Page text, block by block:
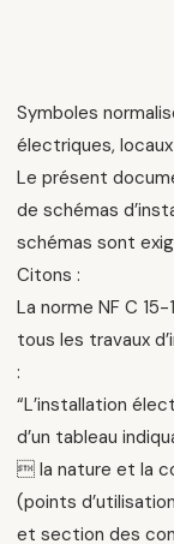
Symboles
électriques,
Le présent
de schémas
schémas sont
Citons :
La norme NF C
tous les travaux
:
“L’installation
d’un tableau
 la nature et la
(points
et section des